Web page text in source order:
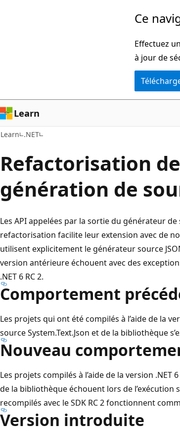
Ce
Effectuez
à jour de
Learn
Learn .NET
Refactorisation de
génération de
Les API appelées par la sortie du générateur
refactorisation facilite leur extension avec de
utilisent explicitement le générateur source
version antérieure échouent avec des
.NET 6 RC 2.
Comportement
Les projets qui ont été compilés à l’aide de la
source System.Text.Json et de la bibliothèque
Nouveau
Les projets compilés à l’aide de la version .NET
de la bibliothèque échouent lors de l’exécution
recompilés avec le SDK RC 2 fonctionnent
Version introduite